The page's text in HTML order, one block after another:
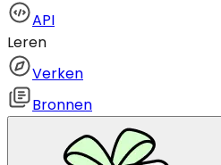
API
Leren
Verken
Bronnen